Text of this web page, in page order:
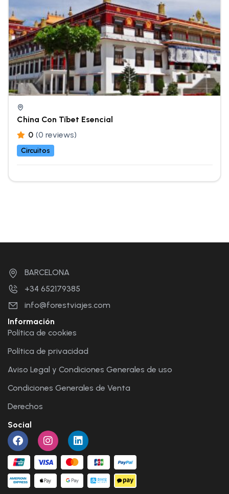
China Con Tíbet Esencial
0 (0 reviews)
Circuitos
BARCELONA
+34 652179385
info@forestviajes.com
Información
Política de cookies
Política de privacidad
Aviso Legal y Condiciones Generales de uso
Condiciones Generales de Venta
Derechos
Social